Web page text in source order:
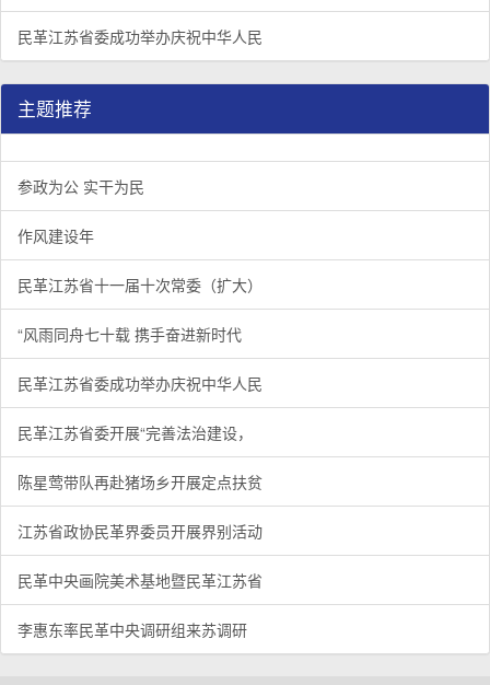
民革江苏省委成功举办庆祝中华人民
主题推荐
参政为公 实干为民
作风建设年
民革江苏省十一届十次常委（扩大）
“风雨同舟七十载 携手奋进新时代
民革江苏省委成功举办庆祝中华人民
民革江苏省委开展“完善法治建设，
陈星莺带队再赴猪场乡开展定点扶贫
江苏省政协民革界委员开展界别活动
民革中央画院美术基地暨民革江苏省
李惠东率民革中央调研组来苏调研